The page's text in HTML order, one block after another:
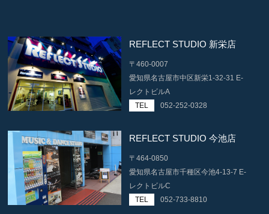
REFLECT STUDIO 新栄店
〒460-0007
愛知県名古屋市中区新栄1-32-31 E-
レクトビルA
TEL
052-252-0328
REFLECT STUDIO 今池店
〒464-0850
愛知県名古屋市千種区今池4-13-7 E-
レクトビルC
TEL
052-733-8810